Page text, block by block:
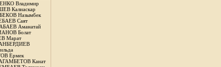
Владимир
Калиаскар
Назымбек
Саят
Аманатай
Болат
Марат
Ермек
Канат